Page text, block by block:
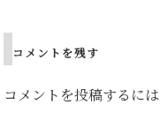
コメントを残す
コメントを投稿するには